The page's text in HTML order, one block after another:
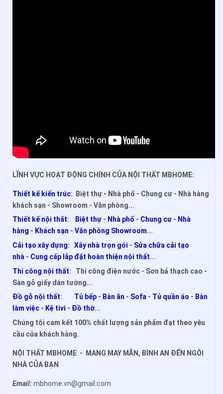
LĨNH VỰC HOẠT ĐỘNG CHÍNH CỦA NỘI THẤT MBHOME:
Thiết kế kiến trúc: Biệt thự - Nhà phố - Chung cư - Nhà hàng
khách sạn - Showroom - Văn phòng...
Thiết kế nội thất: Biệt thự - Nhà phố - Chung cư - Nhà
hàng - Khách sạn - Văn phòng Showroom...
Cải tạo xây dựng: Xây nhà trọn gói - Sửa chữa cải tạo
nhà - Cung cấp lắp đặt hoàn thiện nội thất...
Thi công nội thất: Thi công điện nước - Sơn bả thạch cao -
Sàn gỗ giấy dán tường...
Đồ gỗ nội thất: Tủ bếp - Bàn ăn - Sofa - Tủ quần áo - Bàn
làm việc - Kệ tivi - Đồ thờ...
Chúng tôi cam kết 100% chất lượng sản phẩm đạt theo yêu
cầu của khách hàng.
NỘI THẤT MBHOME - MANG MAY MẮN, BÌNH AN ĐẾN NGÔI
NHÀ CỦA BẠN
Email:mbhome.vn@gmail.com